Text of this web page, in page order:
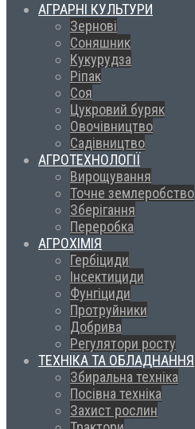
АГРАРНІ КУЛЬТУРИ
Зернові
Соняшник
Кукурудза
Ріпак
Соя
Цукровий буряк
Овочівництво
Садівництво
АГРОТЕХНОЛОГІЇ
Вирощування
Точне землеробство
Зберігання
Переробка
АГРОХІМІЯ
Гербіциди
Інсектициди
Фунгіциди
Протруйники
Добрива
Регулятори росту
ТЕХНІКА ТА ОБЛАДНАННЯ
Збиральна техніка
Посівна техніка
Захист рослин